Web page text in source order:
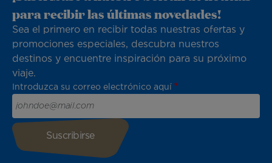
para recibir las últimas novedades!
Sea el primero en recibir todas nuestras ofertas y
promociones especiales, descubra nuestros
destinos y encuentre inspiración para su próximo
viaje.
Introduzca su correo electrónico aquí